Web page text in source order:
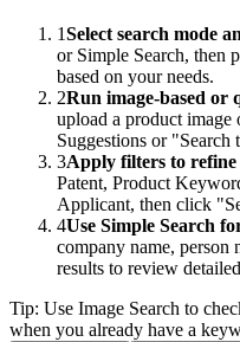
1Select search mode
or Simple Search, then
based on your needs.
2Run image-based or
upload a product
Suggestions or "Search
3Apply filters to refine
Patent, Product
Applicant, then click
4Use Simple Search
company name, person
results to review
Tip: Use Image Search to
when you already have a